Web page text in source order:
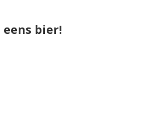
bier!